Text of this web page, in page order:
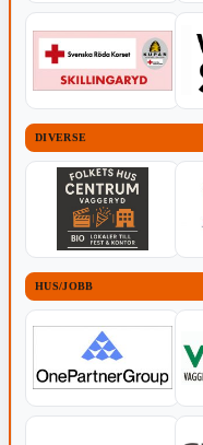
DIVERSE
HUS/JOBB